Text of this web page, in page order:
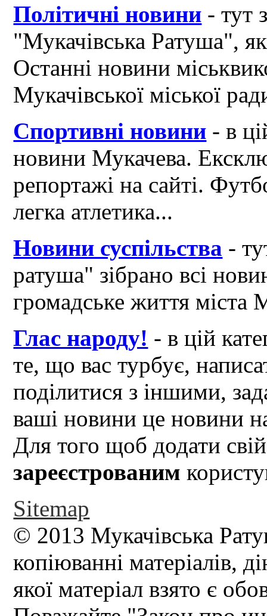
Політичні новини - тут
"Мукачівська Ратуша",
Останні новини
Мукачівської міської
Спортивні новини - в
новини Мукачева.
репортажі на сайті.
легка атлетика...
Новини суспільства -
ратуша" зібрано всі
громадське життя міста
Глас народу! - в цій
те, що вас турбує,
поділитися з іншими,
ваші новини це новини
Для того щоб додати
зареєстрованим
Sitemap
© 2013 Мукачівська
копіюванні матеріалів,
якої матеріал взято є